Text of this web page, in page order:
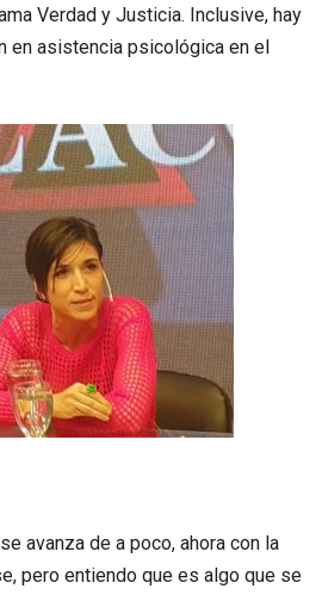
Verdad y Justicia. Inclusive, hay
en asistencia psicológica en el
avanza de a poco, ahora con la
pero entiendo que es algo que se